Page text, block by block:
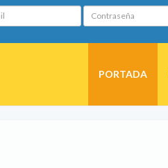
Contraseña
PORTADA